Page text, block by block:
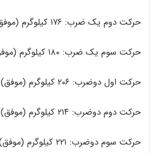
حرکت دوم یک ضرب: ۱۷۶ کیلوگرم (موفق)
حرکت سوم یک ضرب: ۱۸۰ کیلوگرم (موفق)
حرکت اول دوضرب: ۲۰۶ کیلوگرم (موفق)
حرکت دوم دوضرب: ۲۱۴ کیلوگرم (موفق)
حرکت سوم دوضرب: ۲۲۱ کیلوگرم (موفق)